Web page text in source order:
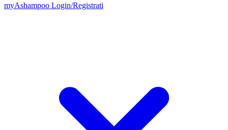
myAshampoo Login/Registrati